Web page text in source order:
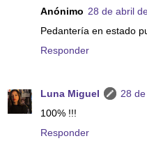
Anónimo 28 de abril
Pedantería en estado
Responder
Luna Miguel
28
100% !!!
Responder